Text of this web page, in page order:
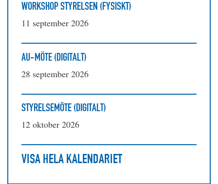
WORKSHOP STYRELSEN (FYSISKT)
11 september 2026
AU-MÖTE (DIGITALT)
28 september 2026
STYRELSEMÖTE (DIGITALT)
12 oktober 2026
VISA HELA KALENDARIET